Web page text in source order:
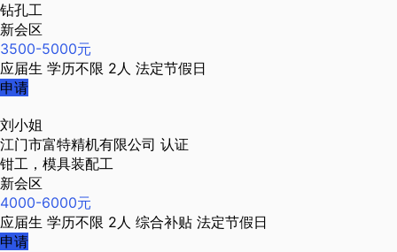
钻孔工
新会区
3500-5000元
应届生 学历不限 2人 法定节假日
申请
刘小姐
江门市富特精机有限公司 认证
钳工，模具装配工
新会区
4000-6000元
应届生 学历不限 2人 综合补贴 法定节假日
申请